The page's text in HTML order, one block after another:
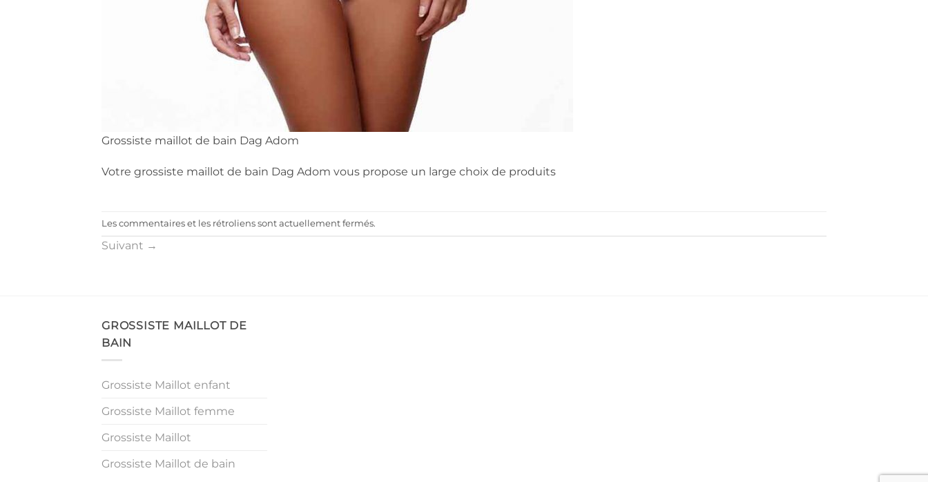
Grossiste maillot de bain Dag Adom
Votre grossiste maillot de bain Dag Adom vous propose un large choix de produits
Les commentaires et les rétroliens sont actuellement fermés.
Suivant →
GROSSISTE MAILLOT DE
BAIN
Grossiste Maillot enfant
Grossiste Maillot femme
Grossiste Maillot
Grossiste Maillot de bain